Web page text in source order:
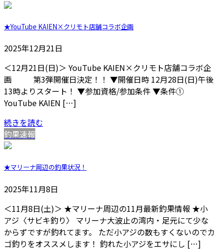
★YouTube KAIEN×クリモト店舗コラボ企画
2025年12月21日
＜12月21日(日)＞ YouTube KAIEN×クリモト店舗コラボ企
画 第3弾開催日決定！！ ▼開催日時 12月28日(日)午後
13時よりスタート！ ▼参加資格/参加条件 ▼条件①
YouTube KAIEN […]
続きを読む
釣果速報
★マリーナ周辺の釣果状況！
2025年11月8日
＜11月8日(土)＞ ★マリーナ周辺の11月最新釣果情報 ★小
アジ〈サビキ釣り〉 マリーナ大波止の湾内・足元にて少な
からずですが釣れてます。 ただ小アジの数もすくないのでカ
ゴ釣りをオススメします！ 釣れた小アジをエサにし […]